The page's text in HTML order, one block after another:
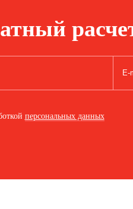
персональных данных